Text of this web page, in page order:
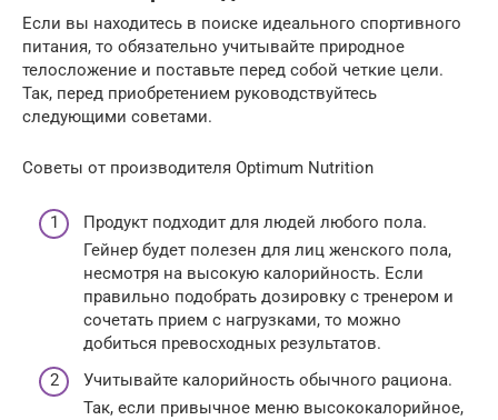
Если вы находитесь в поиске идеального спортивного
питания, то обязательно учитывайте природное
телосложение и поставьте перед собой четкие цели.
Так, перед приобретением руководствуйтесь
следующими советами.
Советы от производителя Optimum Nutrition
Продукт подходит для людей любого пола.
Гейнер будет полезен для лиц женского пола,
несмотря на высокую калорийность. Если
правильно подобрать дозировку с тренером и
сочетать прием с нагрузками, то можно
добиться превосходных результатов.
Учитывайте калорийность обычного рациона.
Так, если привычное меню высококалорийное,